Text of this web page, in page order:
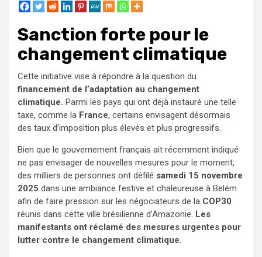
Sanction forte pour le
changement climatique
Cette initiative vise à répondre à la question du
financement de l’adaptation au changement
climatique. Parmi les pays qui ont déjà instauré une telle
taxe, comme la France, certains envisagent désormais
des taux d’imposition plus élevés et plus progressifs.
Bien que le gouvernement français ait récemment indiqué
ne pas envisager de nouvelles mesures pour le moment,
des milliers de personnes ont défilé samedi 15 novembre
2025 dans une ambiance festive et chaleureuse à Belém
afin de faire pression sur les négociateurs de la COP30
réunis dans cette ville brésilienne d’Amazonie. Les
manifestants ont réclamé des mesures urgentes pour
lutter contre le changement climatique.